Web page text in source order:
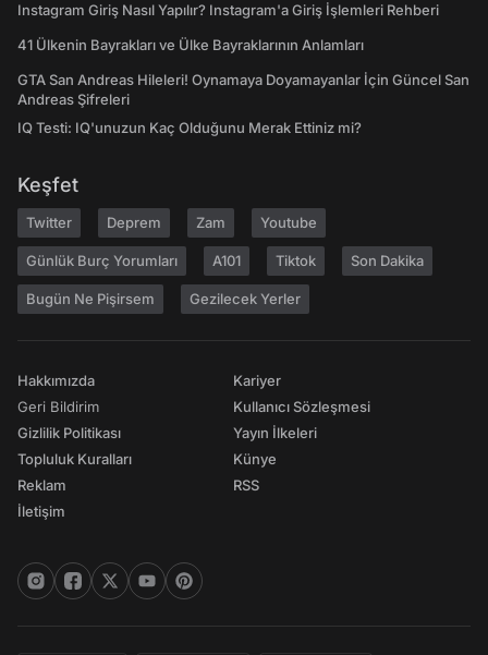
Instagram Giriş Nasıl Yapılır? Instagram'a Giriş İşlemleri Rehberi
41 Ülkenin Bayrakları ve Ülke Bayraklarının Anlamları
GTA San Andreas Hileleri! Oynamaya Doyamayanlar İçin Güncel San
Andreas Şifreleri
IQ Testi: IQ'unuzun Kaç Olduğunu Merak Ettiniz mi?
Keşfet
Twitter Deprem Zam Youtube
Günlük Burç Yorumları A101 Tiktok Son Dakika
Bugün Ne Pişirsem Gezilecek Yerler
Hakkımızda
Geri Bildirim
Gizlilik Politikası
Topluluk Kuralları
Reklam
İletişim
Kariyer
Kullanıcı Sözleşmesi
Yayın İlkeleri
Künye
RSS